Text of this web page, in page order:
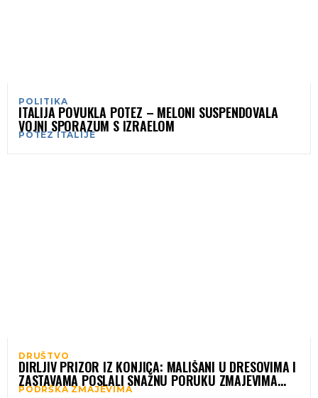
POLITIKA
ITALIJA POVUKLA POTEZ – MELONI SUSPENDOVALA
VOJNI SPORAZUM S IZRAELOM
POTEZ ITALIJE
DRUŠTVO
DIRLJIV PRIZOR IZ KONJICA: MALIŠANI U DRESOVIMA I
ZASTAVAMA POSLALI SNAŽNU PORUKU ZMAJEVIMA
PRED SUSRET S ITALIJOM
PODRŠKA ZMAJEVIMA